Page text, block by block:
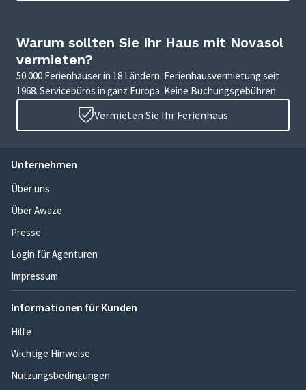
Warum sollten Sie Ihr Haus mit Novasol
vermieten?
50.000 Ferienhäuser in 18 Ländern. Ferienhausvermietung seit
1968. Servicebüros in ganz Europa. Keine Buchungsgebühren.
Vermieten Sie Ihr Ferienhaus
Unternehmen
Über uns
Über Awaze
Presse
Login für Agenturen
Impressum
Informationen für Kunden
Hilfe
Wichtige Hinweise
Nutzungsbedingungen